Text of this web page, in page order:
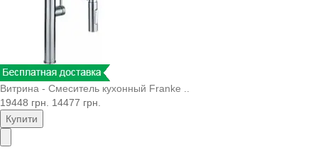
Витрина - Смеситель кухонный Franke ..
19448 грн. 14477 грн.
Купити